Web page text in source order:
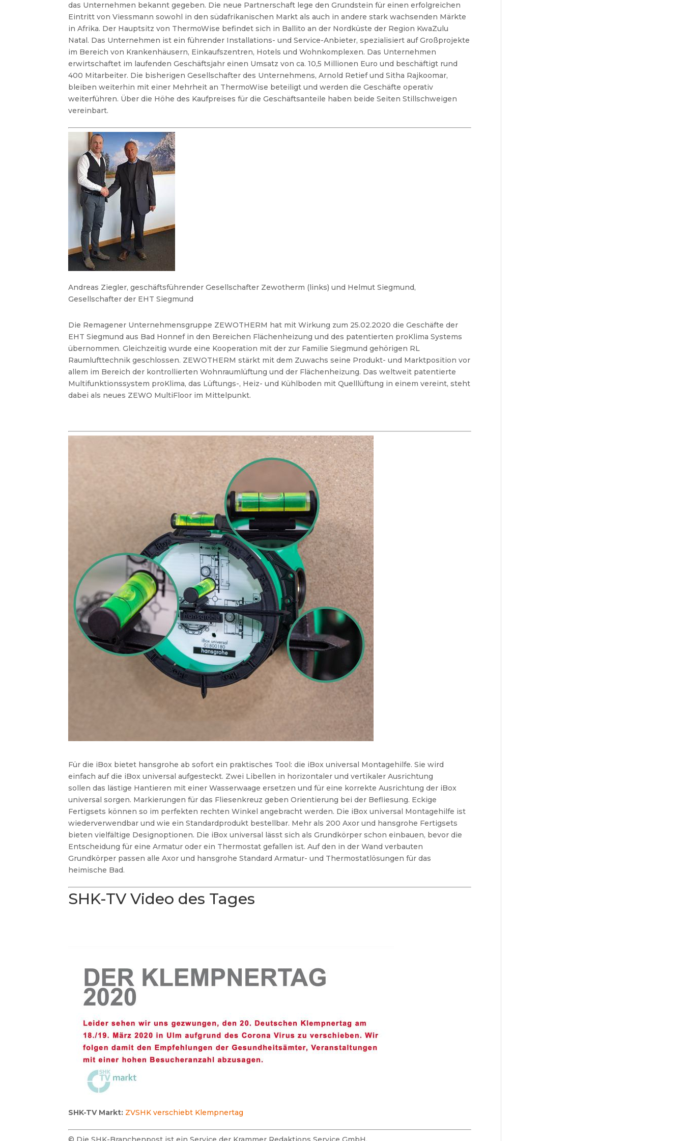
das Unternehmen bekannt gegeben. Die neue Partnerschaft lege den Grundstein für einen erfolgreichen
Eintritt von Viessmann sowohl in den südafrikanischen Markt als auch in andere stark wachsenden Märkte
in Afrika. Der Hauptsitz von ThermoWise befindet sich in Ballito an der Nordküste der Region KwaZulu
Natal. Das Unternehmen ist ein führender Installations- und Service-Anbieter, spezialisiert auf Großprojekte
im Bereich von Krankenhäusern, Einkaufszentren, Hotels und Wohnkomplexen. Das Unternehmen
erwirtschaftet im laufenden Geschäftsjahr einen Umsatz von ca. 10,5 Millionen Euro und beschäftigt rund
400 Mitarbeiter. Die bisherigen Gesellschafter des Unternehmens, Arnold Retief und Sitha Rajkoomar,
bleiben weiterhin mit einer Mehrheit an ThermoWise beteiligt und werden die Geschäfte operativ
weiterführen. Über die Höhe des Kaufpreises für die Geschäftsanteile haben beide Seiten Stillschweigen
vereinbart.
Andreas Ziegler, geschäftsführender Gesellschafter Zewotherm (links) und Helmut Siegmund,
Gesellschafter der EHT Siegmund
Die Remagener Unternehmensgruppe ZEWOTHERM hat mit Wirkung zum 25.02.2020 die Geschäfte der
EHT Siegmund aus Bad Honnef in den Bereichen Flächenheizung und des patentierten proKlima Systems
übernommen. Gleichzeitig wurde eine Kooperation mit der zur Familie Siegmund gehörigen RL
Raumlufttechnik geschlossen. ZEWOTHERM stärkt mit dem Zuwachs seine Produkt- und Marktposition vor
allem im Bereich der kontrollierten Wohnraumlüftung und der Flächenheizung. Das weltweit patentierte
Multifunktionssystem proKlima, das Lüftungs-, Heiz- und Kühlboden mit Quelllüftung in einem vereint, steht
dabei als neues ZEWO MultiFloor im Mittelpunkt.
Für die iBox bietet hansgrohe ab sofort ein praktisches Tool: die iBox universal Montagehilfe. Sie wird
einfach auf die iBox universal aufgesteckt. Zwei Libellen in horizontaler und vertikaler Ausrichtung
sollen das lästige Hantieren mit einer Wasserwaage ersetzen und für eine korrekte Ausrichtung der iBox
universal sorgen. Markierungen für das Fliesenkreuz geben Orientierung bei der Befliesung. Eckige
Fertigsets können so im perfekten rechten Winkel angebracht werden. Die iBox universal Montagehilfe ist
wiederverwendbar und wie ein Standardprodukt bestellbar. Mehr als 200 Axor und hansgrohe Fertigsets
bieten vielfältige Designoptionen. Die iBox universal lässt sich als Grundkörper schon einbauen, bevor die
Entscheidung für eine Armatur oder ein Thermostat gefallen ist. Auf den in der Wand verbauten
Grundkörper passen alle Axor und hansgrohe Standard Armatur- und Thermostatlösungen für das
heimische Bad.
SHK-TV Video des Tages
SHK-TV Markt: ZVSHK verschiebt Klempnertag